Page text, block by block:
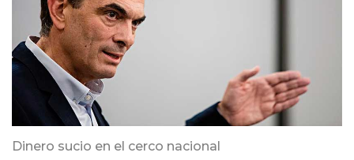
Dinero sucio en el cerco nacional